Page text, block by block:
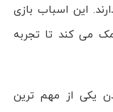
این اسباب بازی
می کند تا تجربه
یکی از مهم ترین